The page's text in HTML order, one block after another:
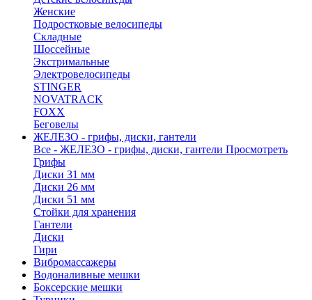
Женские
Подростковые велосипеды
Складные
Шоссейные
Экстримальные
Электровелосипеды
STINGER
NOVATRACK
FOXX
Беговелы
ЖЕЛЕЗО - грифы, диски, гантели
Все - ЖЕЛЕЗО - грифы, диски, гантели Просмотреть
Грифы
Диски 31 мм
Диски 26 мм
Диски 51 мм
Стойки для хранения
Гантели
Диски
Гири
Вибромассажеры
Водоналивные мешки
Боксерские мешки